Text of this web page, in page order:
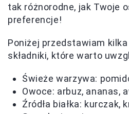
tak różnorodne, jak Twoje
preferencje!
Poniżej przedstawiam kilka
składniki, które warto
Świeże warzywa:
Owoce: arbuz, ananas,
Źródła białka: kurczak,